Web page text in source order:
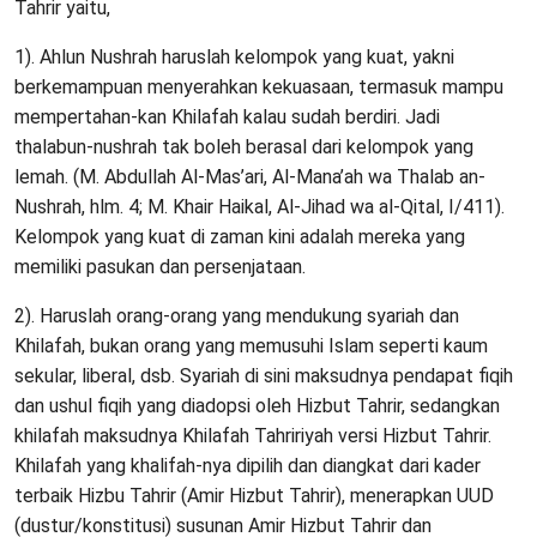
Tahrir yaitu,
1). Ahlun Nushrah haruslah kelompok yang kuat, yakni
berkemampuan menyerahkan kekuasaan, termasuk mampu
mempertahan-kan Khilafah kalau sudah berdiri. Jadi
thalabun-nushrah tak boleh berasal dari kelompok yang
lemah. (M. Abdullah Al-Mas’ari, Al-Mana’ah wa Thalab an-
Nushrah, hlm. 4; M. Khair Haikal, Al-Jihad wa al-Qital, I/411).
Kelompok yang kuat di zaman kini adalah mereka yang
memiliki pasukan dan persenjataan.
2). Haruslah orang-orang yang mendukung syariah dan
Khilafah, bukan orang yang memusuhi Islam seperti kaum
sekular, liberal, dsb. Syariah di sini maksudnya pendapat fiqih
dan ushul fiqih yang diadopsi oleh Hizbut Tahrir, sedangkan
khilafah maksudnya Khilafah Tahririyah versi Hizbut Tahrir.
Khilafah yang khalifah-nya dipilih dan diangkat dari kader
terbaik Hizbu Tahrir (Amir Hizbut Tahrir), menerapkan UUD
(dustur/konstitusi) susunan Amir Hizbut Tahrir dan